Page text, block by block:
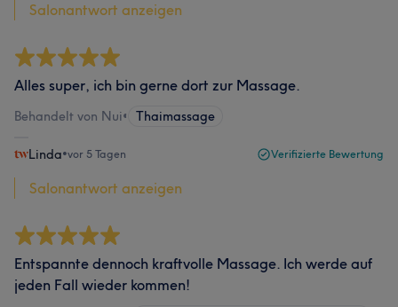
Salonantwort anzeigen
Alles super, ich bin gerne dort zur Massage.
Behandelt von Nui• Thaimassage
Linda•vor 5 Tagen Verifizierte Bewertung
Salonantwort anzeigen
Entspannte dennoch kraftvolle Massage. Ich werde auf
jeden Fall wieder kommen!